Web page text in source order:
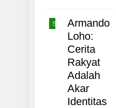
SULAWESIArmando
Loho:
Cerita
Rakyat
Adalah
Akar
Identitas